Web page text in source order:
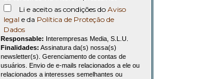
Li e aceito as condições do Aviso
legal e da Política de Proteção de
Dados
Responsable: Interempresas Media, S.L.U.
Finalidades: Assinatura da(s) nossa(s)
newsletter(s). Gerenciamento de contas de
usuários. Envio de e-mails relacionados a ele ou
relacionados a interesses semelhantes ou